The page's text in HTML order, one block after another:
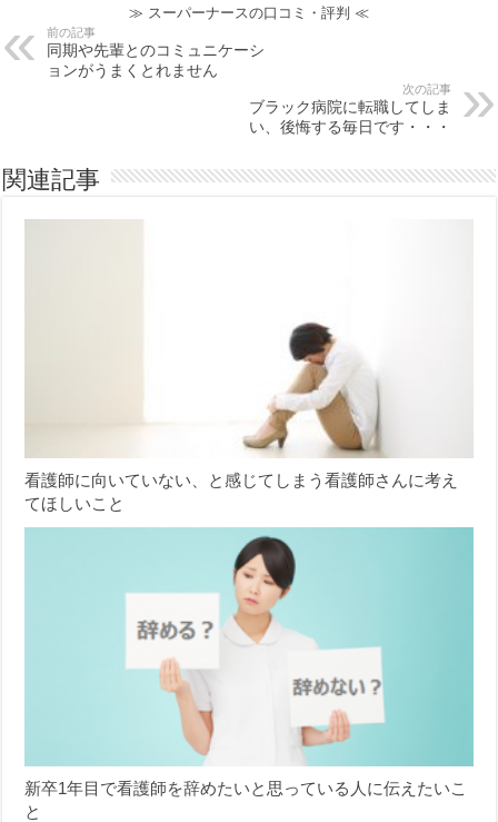
≫ スーパーナースの口コミ・評判 ≪
前の記事
同期や先輩とのコミュニケーシ
ョンがうまくとれません
次の記事
ブラック病院に転職してしま
い、後悔する毎日です・・・
関連記事
看護師に向いていない、と感じてしまう看護師さんに考え
てほしいこと
新卒1年目で看護師を辞めたいと思っている人に伝えたいこ
と